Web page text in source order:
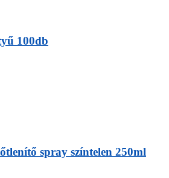
100db
spray színtelen 250ml